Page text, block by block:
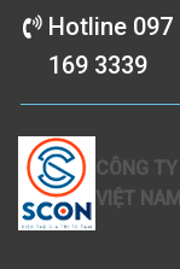
Hotline 097
169 3339
CÔNG
VIỆT NAM